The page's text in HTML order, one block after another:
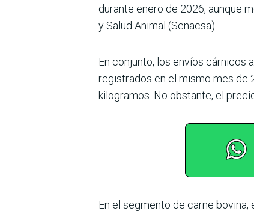
durante enero de 2026, aun­que
y Salud Animal (Senacsa).
En conjunto, los envíos cár­nicos
registrados en el mismo mes de
kilogramos. No obstante, el
En el segmento de carne